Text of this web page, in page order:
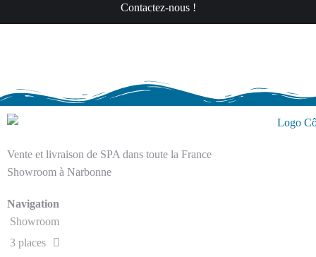
Contactez-nous !
Vente et livraison de SPA dans toute la France
Showroom à Narbonne
Navigation
Showroom
3 places